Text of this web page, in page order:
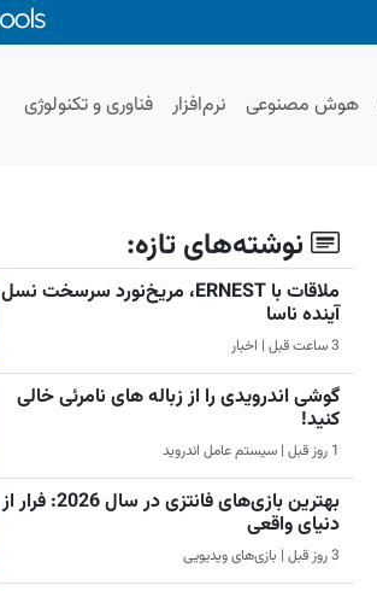
هوش مصنوعی نرم‌افزار فناوری و تکنولوژی
نوشته‌های تازه:
ملاقات با ERNEST، مریخ‌نورد سرسخت نسل
آینده ناسا
3 ساعت قبل | اخبار
گوشی اندرویدی را از زباله های نامرئی خالی
کنید!
1 روز قبل | سیستم عامل اندروید
بهترین بازی‌های فانتزی در سال 2026: فرار از
دنیای واقعی
3 روز قبل | بازی‌های ویدیویی